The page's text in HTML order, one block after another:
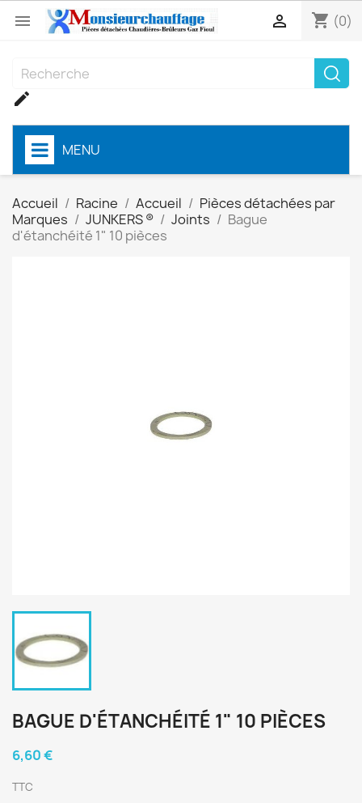
 shopping_cart (0)


MENU
Accueil Racine Accueil
Pièces détachées par
Marques
JUNKERS ® Joints
Bague
d'étanchéité 1" 10 pièces
BAGUE D'ÉTANCHÉITÉ 1" 10 PIÈCES
6,60 €
TTC